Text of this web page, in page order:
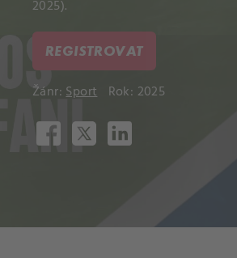
2025).
REGISTROVAT
Žánr:Sport Rok: 2025